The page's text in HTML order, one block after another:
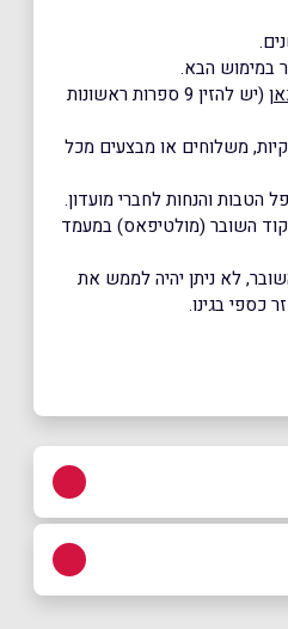
במימוש הבא.
(יש להזין 9 ספרות ראשונות
משלוחים או מבצעים מכל
הטבות והנחות לחברי מועדון.
השובר (מולטיפאס) במעמד
לא ניתן יהיה לממש את
כספי בגינו.